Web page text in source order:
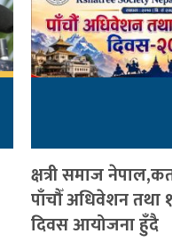
क्षत्री समाज
पाँचौँ अधिवेशन तथा
दिवस आयोजना हुँदै